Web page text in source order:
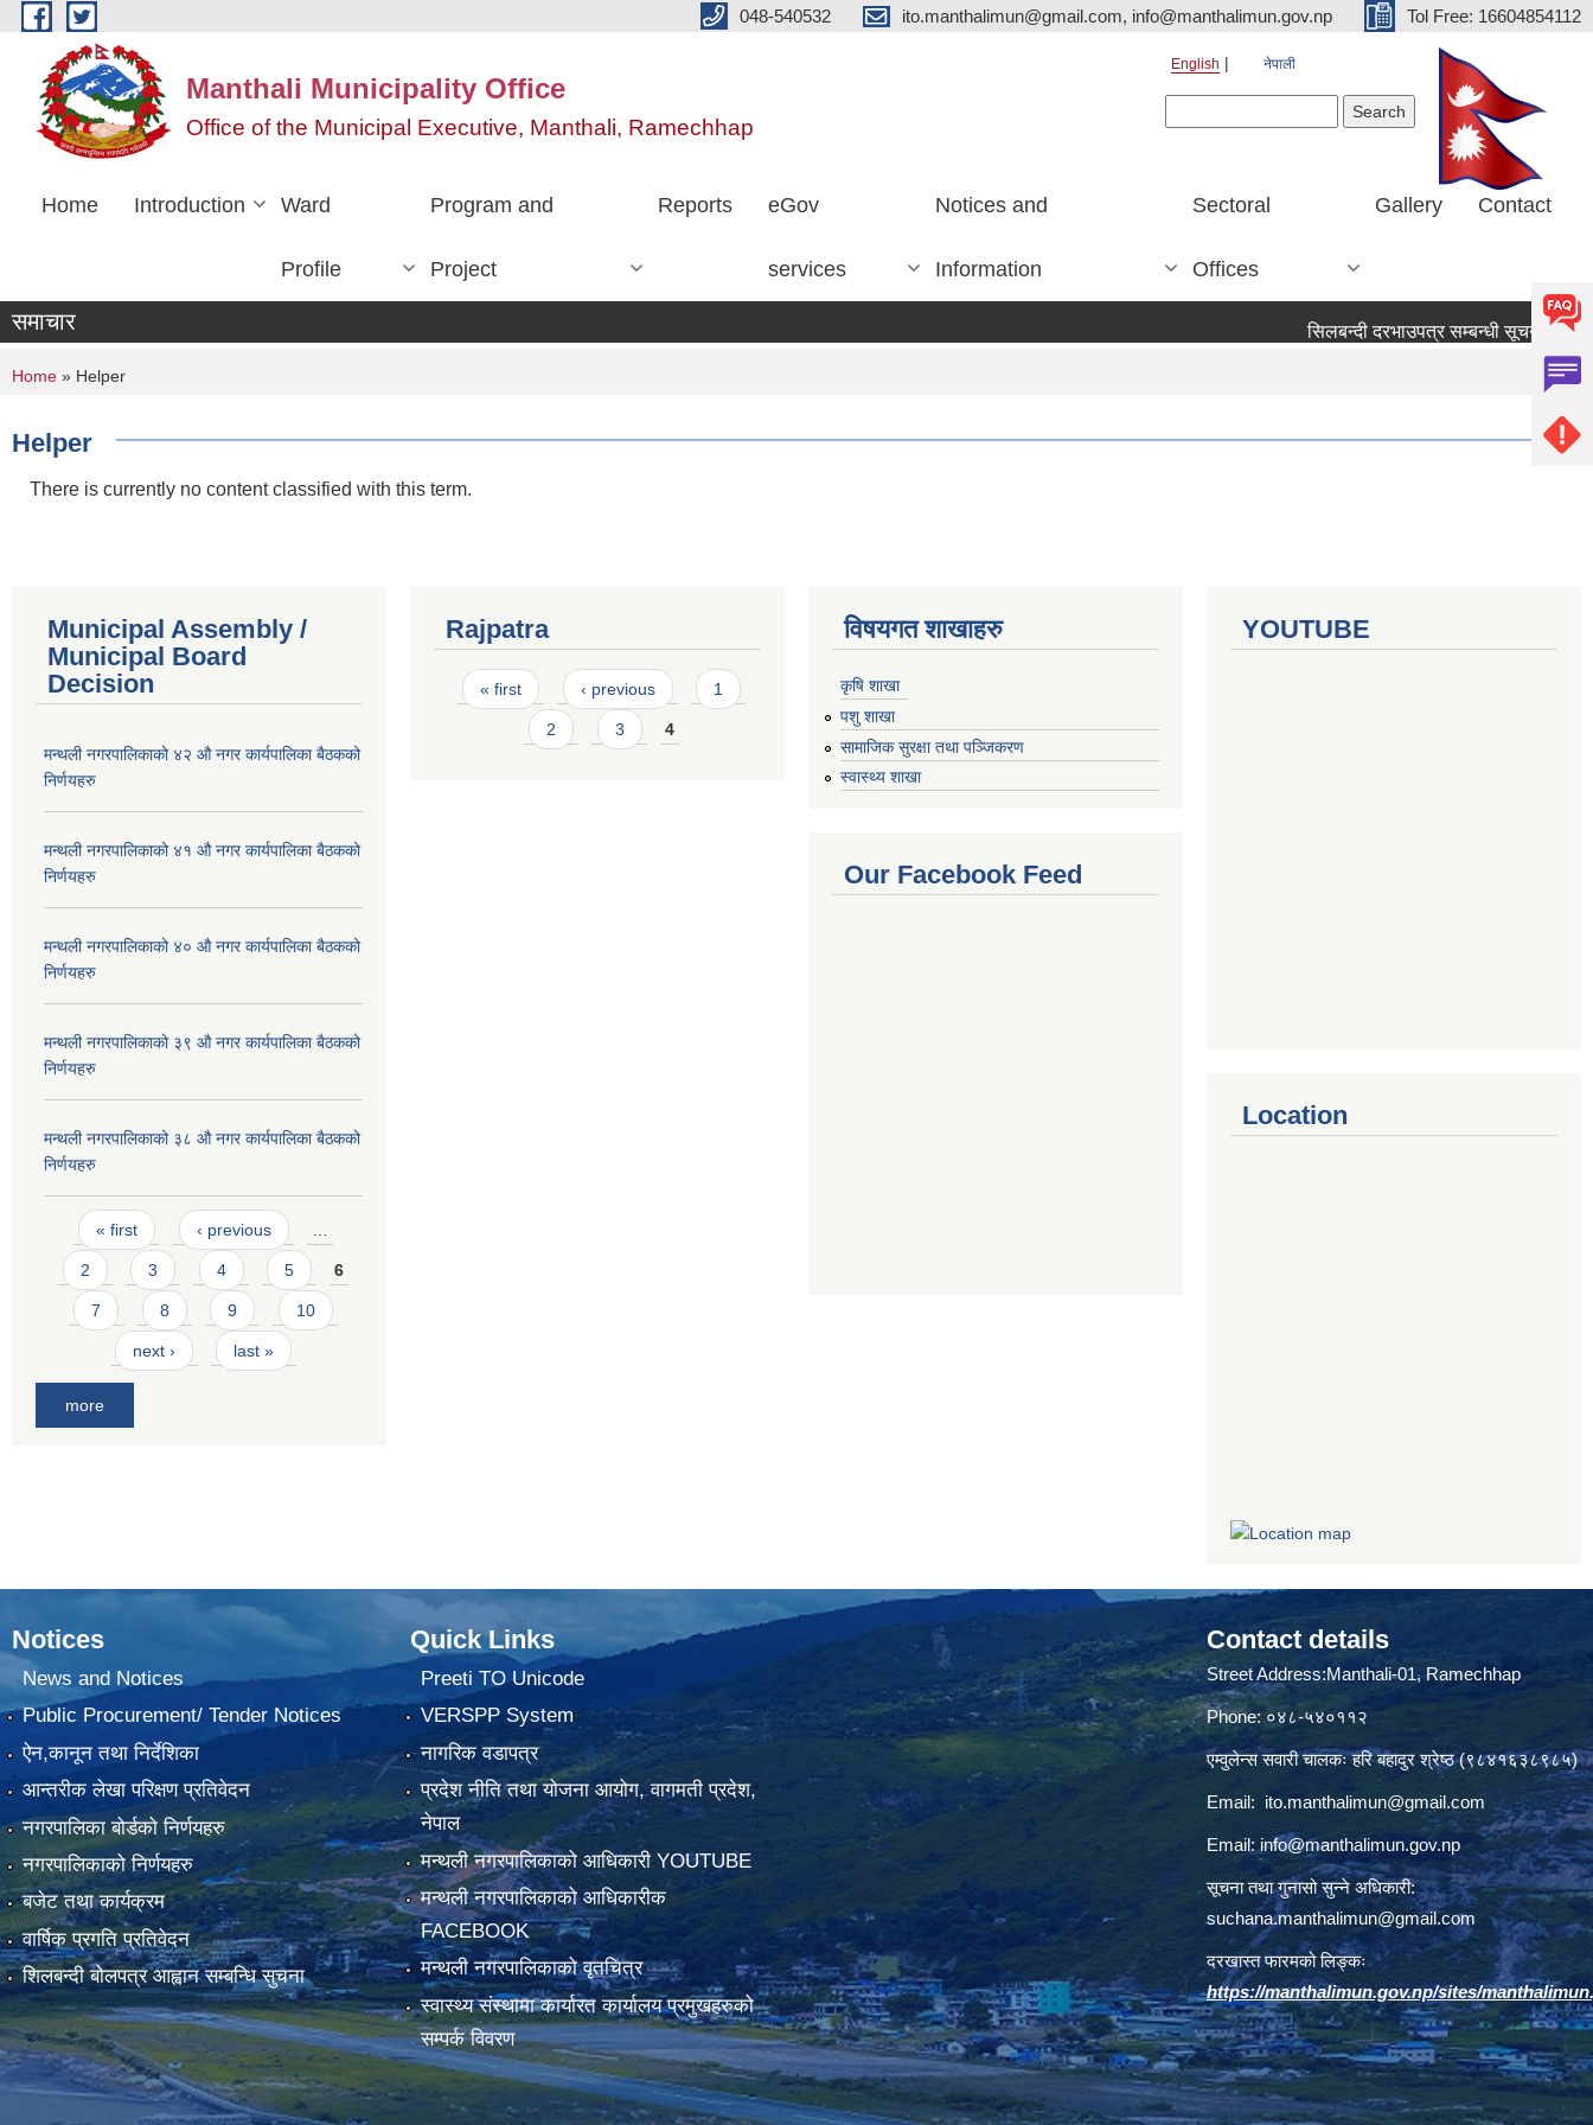
Skip to main content 048-540532 ito.manthalimun@gmail.com, info@manthalimun.gov.np Tol Free: 16604854112
Manthali Municipality Office
Office of the Municipal Executive, Manthali, Ramechhap
English नेपाली
Home Introduction Ward
Profile
Program and
Project
Reports eGov
services
Notices and
Information
Sectoral
Offices
Gallery Contact
समाचार सिलबन्दी दरभाउपत्र सम्बन्धी सूचना ।
You are here
Home » Helper
Helper
There is currently no content classified with this term.
Municipal Assembly /
Municipal Board
Decision
मन्थली नगरपालिकाको ४२ औ नगर कार्यपालिका बैठकको
निर्णयहरु
मन्थली नगरपालिकाको ४१ औ नगर कार्यपालिका बैठकको
निर्णयहरु
मन्थली नगरपालिकाको ४० औ नगर कार्यपालिका बैठकको
निर्णयहरु
मन्थली नगरपालिकाको ३९ औ नगर कार्यपालिका बैठकको
निर्णयहरु
मन्थली नगरपालिकाको ३८ औ नगर कार्यपालिका बैठकको
निर्णयहरु
Pages
« first ‹ previous
2 3 4 5 6
7 8 9 10
next › last »
more
Rajpatra
Pages
« first ‹ previous 1
2 3 4
विषयगत शाखाहरु
कृषि शाखा
पशु शाखा
सामाजिक सुरक्षा तथा पञ्जिकरण
स्वास्थ्य शाखा
Our Facebook Feed
YOUTUBE
Location
Notices
News and Notices
Public Procurement/ Tender Notices
ऐन,कानून तथा निर्देशिका
आन्तरीक लेखा परिक्षण प्रतिवेदन
नगरपालिका बोर्डको निर्णयहरु
नगरपालिकाको निर्णयहरु
बजेट तथा कार्यक्रम
वार्षिक प्रगति प्रतिवेदन
शिलबन्दी बोलपत्र आह्वान सम्बन्धि सुचना
Quick Links
Preeti TO Unicode
VERSPP System
नागरिक वडापत्र
प्रदेश नीति तथा योजना आयोग, वागमती प्रदेश,
नेपाल
मन्थली नगरपालिकाको आधिकारी YOUTUBE
मन्थली नगरपालिकाको आधिकारीक
FACEBOOK
मन्थली नगरपालिकाको वृतचित्र
स्वास्थ्य संस्थामा कार्यारत कार्यालय प्रमुखहरुको
सम्पर्क विवरण
Contact details
Street Address:Manthali-01, Ramechhap
Phone: ०४८-५४०११२
एम्वुलेन्स सवारी चालकः हरि बहादुर श्रेष्ठ (९८४१६३८९८५)
Email: ito.manthalimun@gmail.com
Email:info@manthalimun.gov.np
सूचना तथा गुनासो सुन्ने अधिकारी:
suchana.manthalimun@gmail.com
दरखास्त फारमको लिङ्कः
https://manthalimun.gov.np/sites/